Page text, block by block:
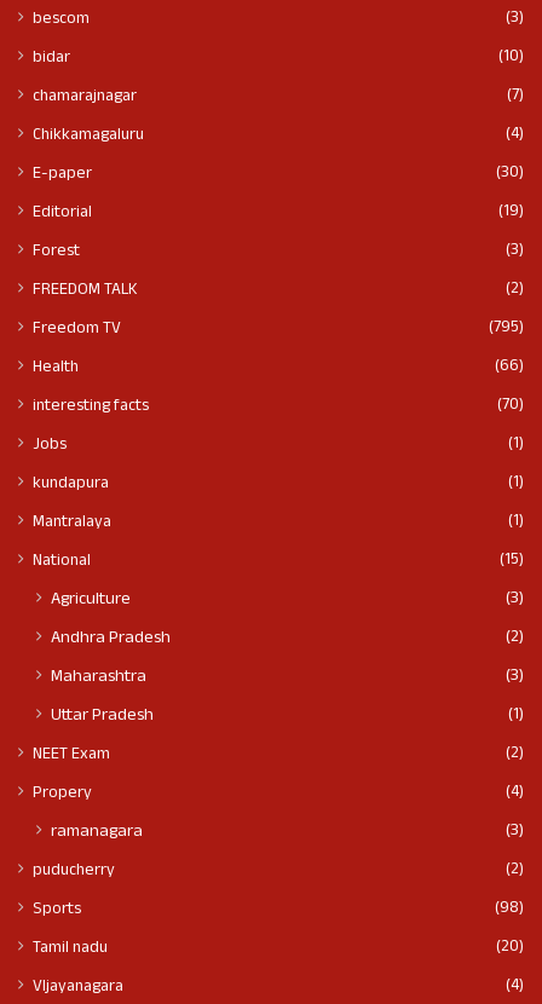
bescom
(3)
bidar
(10)
chamarajnagar
(7)
Chikkamagaluru
(4)
E-paper
(30)
Editorial
(19)
Forest
(3)
FREEDOM TALK
(2)
Freedom TV
(795)
Health
(66)
interesting facts
(70)
Jobs
(1)
kundapura
(1)
Mantralaya
(1)
National
(15)
Agriculture
(3)
Andhra Pradesh
(2)
Maharashtra
(3)
Uttar Pradesh
(1)
NEET Exam
(2)
Propery
(4)
ramanagara (3)
puducherry
(2)
Sports
(98)
Tamil nadu
(20)
VIjayanagara
(4)